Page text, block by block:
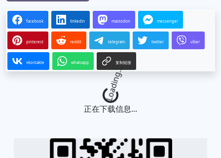
facebook linkedin mastodon messenger
pinterest reddit telegram twitter viber
vkontakte whatsapp 复制链接
Loading...
正在下载信息...